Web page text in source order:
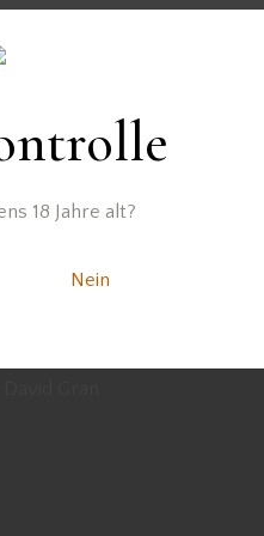
18 Jahre alt?
Nein
die deiner Auswahl